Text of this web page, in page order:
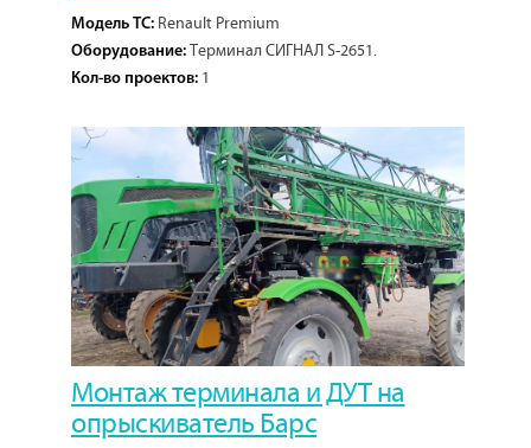
Модель ТС: Renault Premium
Оборудование: Терминал СИГНАЛ S-2651.
Кол-во проектов: 1
Монтаж терминала и ДУТ на
опрыскиватель Барс